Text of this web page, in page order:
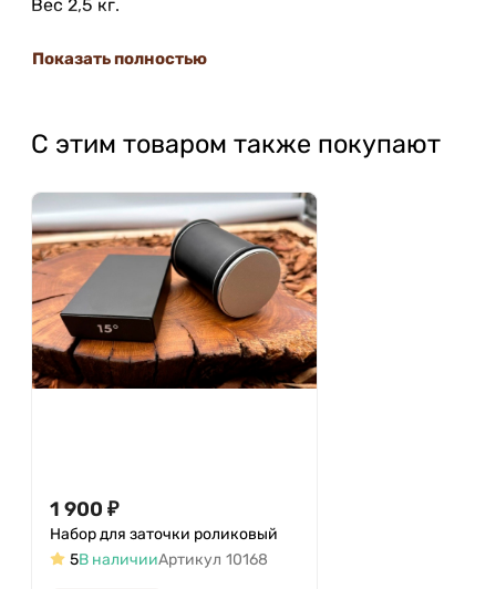
Вес 2,5 кг.
Показать полностью
С этим товаром также покупают
1 900 ₽
Набор для заточки роликовый
5В наличииАртикул 10168